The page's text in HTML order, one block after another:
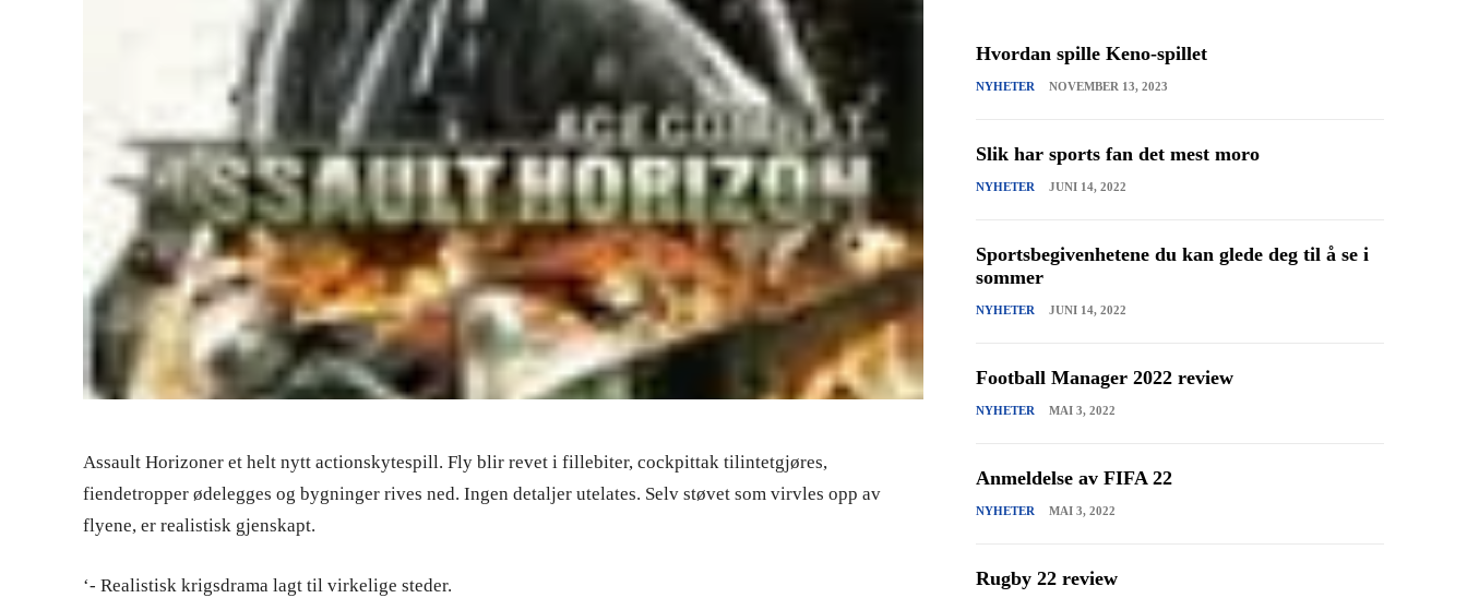
Assault Horizoner et helt nytt actionskytespill. Fly blir revet i fillebiter, cockpittak tilintetgjøres,
fiendetropper ødelegges og bygninger rives ned. Ingen detaljer utelates. Selv støvet som virvles opp av
flyene, er realistisk gjenskapt.
‘- Realistisk krigsdrama lagt til virkelige steder.
Hvordan spille Keno-spillet
NYHETER NOVEMBER 13, 2023
Slik har sports fan det mest moro
NYHETER JUNI 14, 2022
Sportsbegivenhetene du kan glede deg til å se i
sommer
NYHETER JUNI 14, 2022
Football Manager 2022 review
NYHETER MAI 3, 2022
Anmeldelse av FIFA 22
NYHETER MAI 3, 2022
Rugby 22 review